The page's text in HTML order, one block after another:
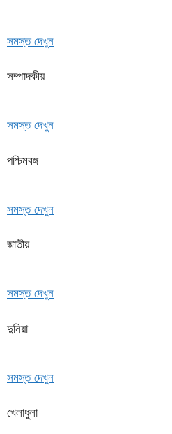
সমস্ত দেখুন
সম্পাদকীয়
সমস্ত দেখুন
পশ্চিমবঙ্গ
সমস্ত দেখুন
জাতীয়
সমস্ত দেখুন
দুনিয়া
সমস্ত দেখুন
খেলাধুলা